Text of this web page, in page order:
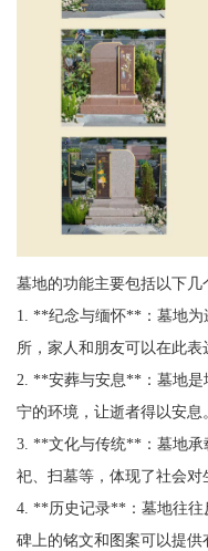
墓地的功能主要包括以下几
1. **纪念与缅怀**：墓地为
所，家人和朋友可以在此表
2. **安葬与安息**：墓地是
宁的环境，让逝者得以安息。
3. **文化与传统**：墓地承
祀、扫墓等，体现了社会对
4. **历史记录**：墓地往往
碑上的铭文和图案可以提